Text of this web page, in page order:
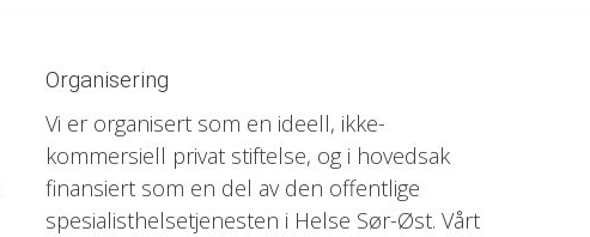
Organisering
Vi er organisert som en ideell, ikke-
kommersiell privat stiftelse, og i hovedsak
finansiert som en del av den offentlige
spesialisthelsetjenesten i Helse Sør-Øst. Vårt